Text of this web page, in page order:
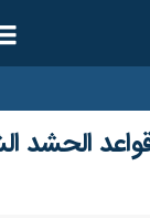
الحشد